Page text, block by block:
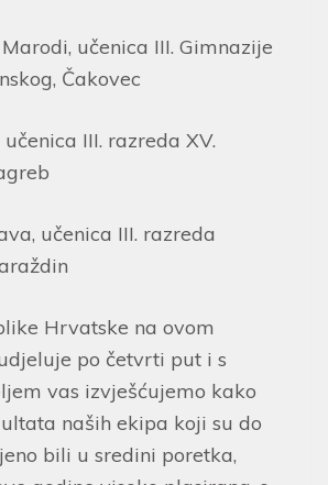
učenica III. Gimnazije
Čakovec
III. razreda XV.
učenica III. razreda
Hrvatske na ovom
po četvrti put i s
vas izvješćujemo kako
naših ekipa koji su do
bili u sredini poretka,